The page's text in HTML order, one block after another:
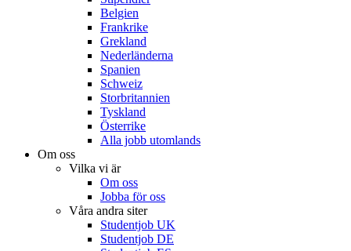
Belgien
Frankrike
Grekland
Nederländerna
Spanien
Schweiz
Storbritannien
Tyskland
Österrike
Alla jobb utomlands
Om oss
Vilka vi är
Om oss
Jobba för oss
Våra andra siter
Studentjob UK
Studentjob DE